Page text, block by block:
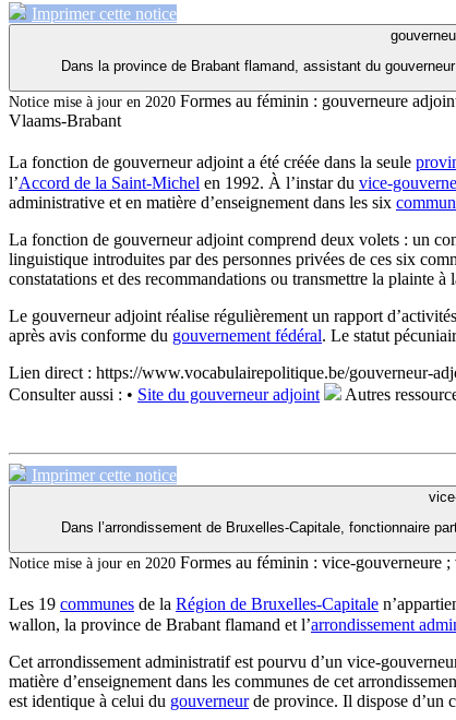
Imprimer cette notice
Dans la province de Brabant flamand, assistant du
Notice mise à jour en 2020 Formes au féminin : gouverneure
Vlaams-Brabant
La fonction de gouverneur adjoint a été créée dans la seule
l’Accord de la Saint-Michel en 1992. À l’instar du vice-
administrative et en matière d’enseignement dans les six
La fonction de gouverneur adjoint comprend deux volets : un
linguistique introduites par des personnes privées de ces six
constatations et des recommandations ou transmettre la plainte à
Le gouverneur adjoint réalise régulièrement un rapport
après avis conforme du gouvernement fédéral. Le statut
Lien direct : https://www.vocabulairepolitique.be/gouverneur-
Consulter aussi : • Site du gouverneur adjoint
Autres
Imprimer cette notice
Dans l’arrondissement de Bruxelles-Capitale, fonctionnaire
Notice mise à jour en 2020 Formes au féminin : vice-gouverneure
Les 19 communes de la Région de Bruxelles-Capitale
wallon, la province de Brabant flamand et l’arrondissement
Cet arrondissement administratif est pourvu d’un vice-
matière d’enseignement dans les communes de cet
est identique à celui du gouverneurde province. Il dispose d’un